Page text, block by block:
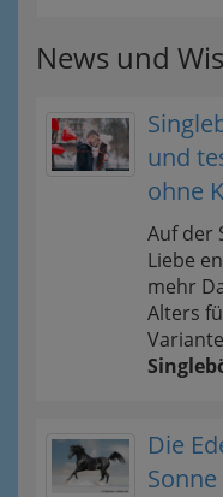
News und
und
ohne
Auf der
Liebe
mehr
Alters
Die
Sonne